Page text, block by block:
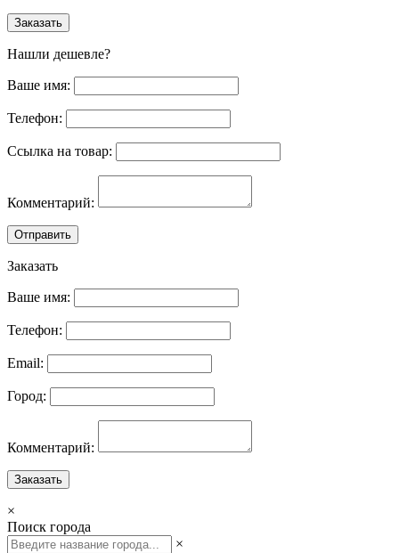
Заказать
Нашли дешевле?
Ваше имя:
Телефон:
Ссылка на товар:
Комментарий:
Отправить
Заказать
Ваше имя:
Телефон:
Email:
Город:
Комментарий:
Заказать
×
Поиск города
×